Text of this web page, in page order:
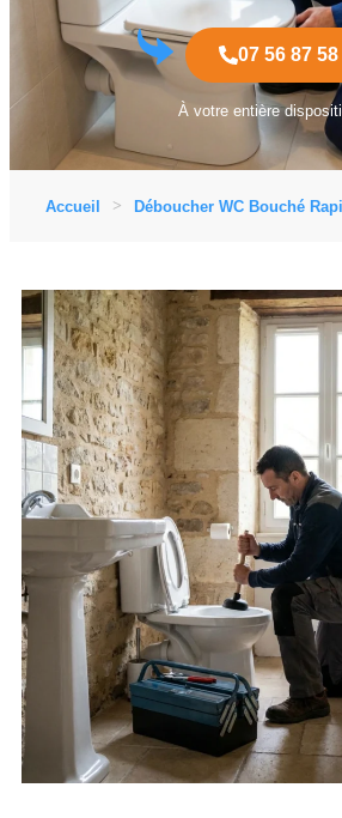
07 56 87 58
À votre entière
Accueil Déboucher WC Bouché